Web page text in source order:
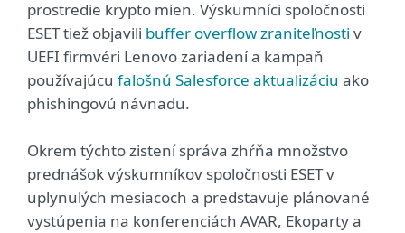
prostredie krypto mien. Výskumníci spoločnosti
ESET tiež objavili buffer overflow zraniteľnosti v
UEFI firmvéri Lenovo zariadení a kampaň
používajúcu falošnú Salesforce aktualizáciu ako
phishingovú návnadu.
Okrem týchto zistení správa zhŕňa množstvo
prednášok výskumníkov spoločnosti ESET v
uplynulých mesiacoch a predstavuje plánované
vystúpenia na konferenciách AVAR, Ekoparty a